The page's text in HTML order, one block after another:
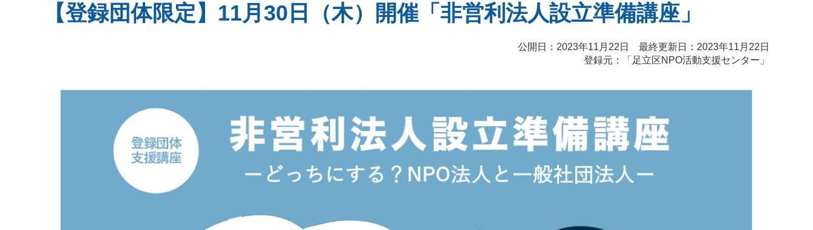
【登録団体限定】11月30日（木）開催「非営利法人設立準備講座」
公開日：2023年11月22日 最終更新日：2023年11月22日
登録元：「 足立区NPO活動支援センター 」